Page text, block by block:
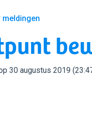
meldingen
30 augustus 2019